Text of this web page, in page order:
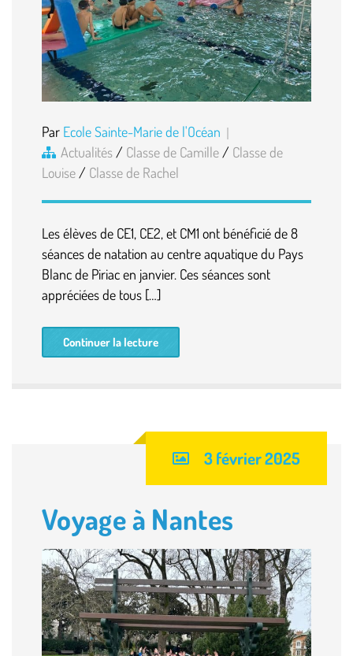
Par Ecole Sainte-Marie de l'Océan
Actualités / Classe de Camille / Classe de
Louise / Classe de Rachel
Les élèves de CE1, CE2, et CM1 ont bénéficié de 8
séances de natation au centre aquatique du Pays
Blanc de Piriac en janvier. Ces séances sont
appréciées de tous […]
Continuer la lecture
3 février 2025
Voyage à Nantes